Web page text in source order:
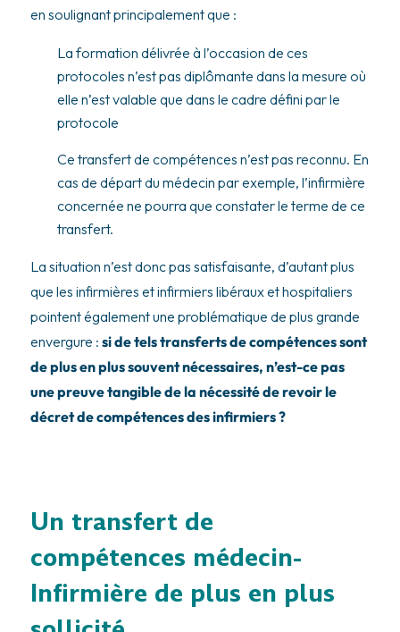
en soulignant principalement que :
La formation délivrée à l’occasion de ces
protocoles n’est pas diplômante dans la mesure où
elle n’est valable que dans le cadre défini par le
protocole
Ce transfert de compétences n’est pas reconnu. En
cas de départ du médecin par exemple, l’infirmière
concernée ne pourra que constater le terme de ce
transfert.
La situation n’est donc pas satisfaisante, d’autant plus
que les infirmières et infirmiers libéraux et hospitaliers
pointent également une problématique de plus grande
envergure : si de tels transferts de compétences sont
de plus en plus souvent nécessaires, n’est-ce pas
une preuve tangible de la nécessité de revoir le
décret de compétences des infirmiers ?
Un transfert de
compétences médecin-
Infirmière de plus en plus